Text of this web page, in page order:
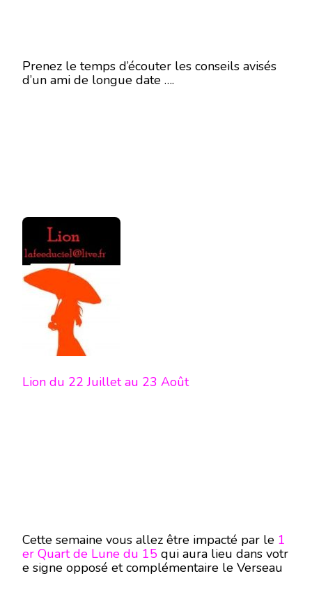
Prenez le temps d’écouter les conseils avisés
d’un ami de longue date ….
Lion du 22 Juillet au 23 Août
Cette semaine vous allez être impacté par le 1
er Quart de Lune du 15 qui aura lieu dans votr
e signe opposé et complémentaire le Verseau